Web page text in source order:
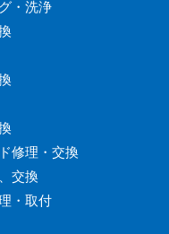
・洗浄
修理・交換
交換
・取付